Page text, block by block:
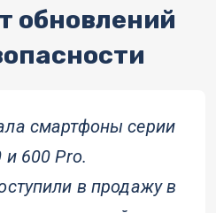
обновлений
смартфоны серии
600 Pro.
в продажу в